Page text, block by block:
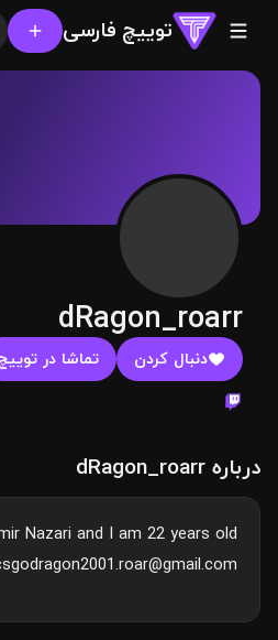
توییچ فارسی
dRagon_roarr
دنبال کردن تماشا در
درباره dRagon_roarr
Nazari and I am 22 years old